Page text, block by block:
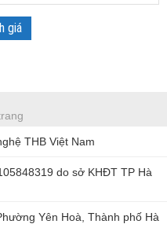
giá
THB Việt Nam
do sở KHĐT TP Hà
Yên Hoà, Thành phố Hà